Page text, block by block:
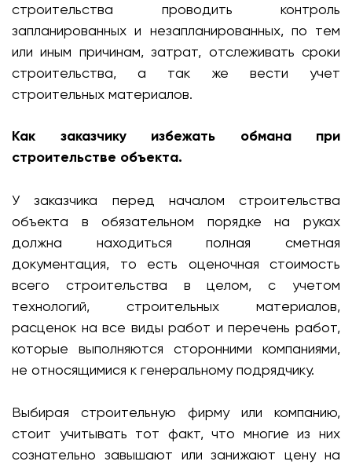
строительства проводить контроль
запланированных и незапланированных, по тем
или иным причинам, затрат, отслеживать сроки
строительства, а так же вести учет
строительных материалов.
Как заказчику избежать обмана при
строительстве объекта.
У заказчика перед началом строительства
объекта в обязательном порядке на руках
должна находиться полная сметная
документация, то есть оценочная стоимость
всего строительства в целом, с учетом
технологий, строительных материалов,
расценок на все виды работ и перечень работ,
которые выполняются сторонними компаниями,
не относящимися к генеральному подрядчику.
Выбирая строительную фирму или компанию,
стоит учитывать тот факт, что многие из них
сознательно завышают или занижают цену на